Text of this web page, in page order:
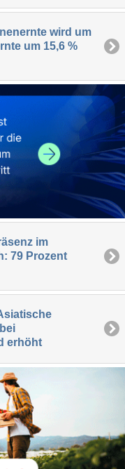
wird um
um 15,6 %
im
79 Prozent
erhöht